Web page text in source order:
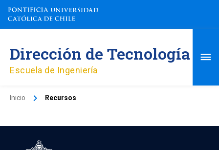
contenido
Dirección de Tecnología
Escuela de Ingeniería
Inicio Recursos